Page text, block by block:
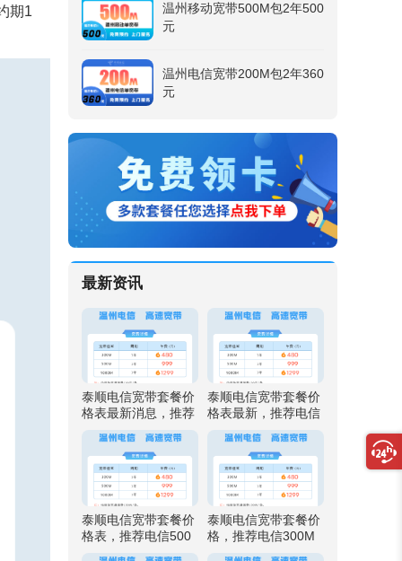
期1
温州移动宽带500M包2年500
元
温州电信宽带200M包2年360
元
最新资讯
泰顺电信宽带套餐价
格表最新消息，推荐
999元
泰顺电信宽带套餐价
格表最新，推荐电信
泰顺电信宽带套餐价
格表，推荐电信500
泰顺电信宽带套餐价
格，推荐电信300M